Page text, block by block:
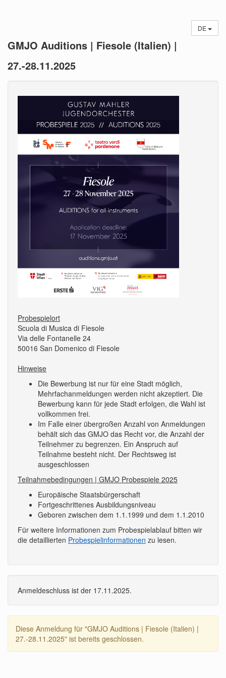
DE
GMJO Auditions | Fiesole (Italien) |
27.-28.11.2025
Probespielort
Scuola di Musica di Fiesole
Via delle Fontanelle 24
50016 San Domenico di Fiesole
Hinweise
Die Bewerbung ist nur für eine Stadt möglich,
Mehrfachanmeldungen werden nicht akzeptiert. Die
Bewerbung kann für jede Stadt erfolgen, die Wahl ist
vollkommen frei.
Im Falle einer übergroßen Anzahl von Anmeldungen
behält sich das GMJO das Recht vor, die Anzahl der
Teilnehmer zu begrenzen. Ein Anspruch auf
Teilnahme besteht nicht. Der Rechtsweg ist
ausgeschlossen
Teilnahmebedingungen | GMJO Probespiele 2025
Europäische Staatsbürgerschaft
Fortgeschrittenes Ausbildungsniveau
Geboren zwischen dem 1.1.1999 und dem 1.1.2010
Für weitere Informationen zum Probespielablauf bitten wir
die detaillierten Probespielinformationen zu lesen.
Anmeldeschluss ist der 17.11.2025.
Diese Anmeldung für "GMJO Auditions | Fiesole (Italien) |
27.-28.11.2025" ist bereits geschlossen.